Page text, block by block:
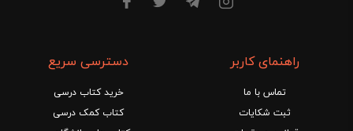
راهنمای کاربر
تماس با ما
ثبت شکایات
دسترسی سریع
خرید کتاب درسی
کتاب کمک درسی